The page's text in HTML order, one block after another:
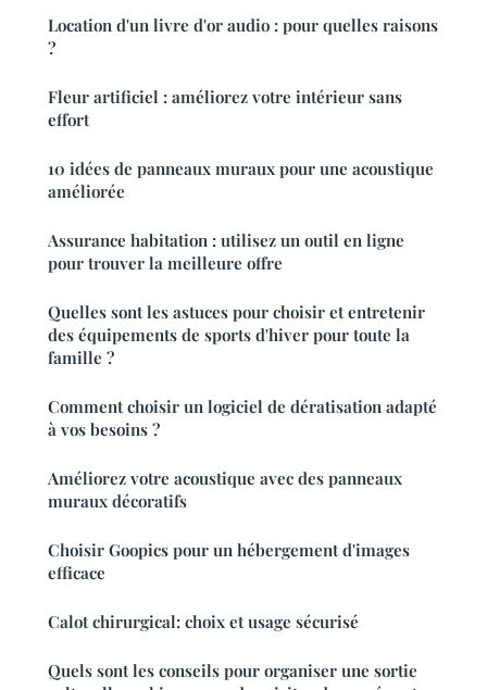
Location d'un livre d'or audio : pour quelles raisons
?
Fleur artificiel : améliorez votre intérieur sans
effort
10 idées de panneaux muraux pour une acoustique
améliorée
Assurance habitation : utilisez un outil en ligne
pour trouver la meilleure offre
Quelles sont les astuces pour choisir et entretenir
des équipements de sports d'hiver pour toute la
famille ?
Comment choisir un logiciel de dératisation adapté
à vos besoins ?
Améliorez votre acoustique avec des panneaux
muraux décoratifs
Choisir Goopics pour un hébergement d'images
efficace
Calot chirurgical: choix et usage sécurisé
Quels sont les conseils pour organiser une sortie